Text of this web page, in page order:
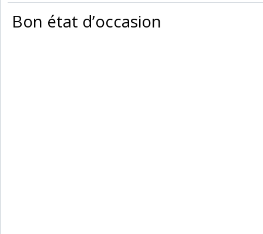
‎ Bon état d’occasion ‎